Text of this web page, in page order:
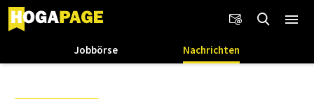
Jobbörse Nachrichten